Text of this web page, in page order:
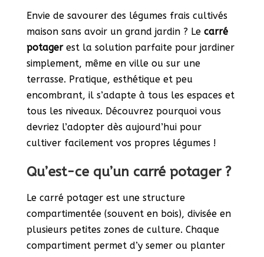
Envie de savourer des légumes frais cultivés
maison sans avoir un grand jardin ? Le carré
potagerest la solution parfaite pour jardiner
simplement, même en ville ou sur une
terrasse. Pratique, esthétique et peu
encombrant, il s’adapte à tous les espaces et
tous les niveaux. Découvrez pourquoi vous
devriez l’adopter dès aujourd’hui pour
cultiver facilement vos propres légumes !
Qu’est-ce qu’un carré potager ?
Le carré potager est une structure
compartimentée (souvent en bois), divisée en
plusieurs petites zones de culture. Chaque
compartiment permet d’y semer ou planter